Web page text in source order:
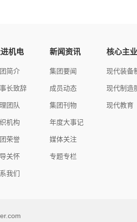
机电
简介
长致辞
团队
机构
荣誉
关怀
我们
新闻资讯
集团要闻
成员动态
集团刊物
年度大事记
媒体关注
专题专栏
核心主业
现代装备
现代制造
现代教育